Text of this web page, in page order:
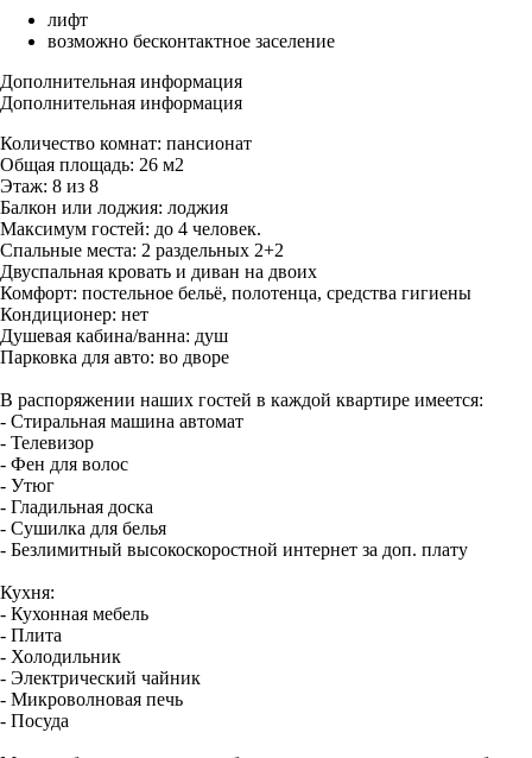
лифт
возможно бесконтактное заселение
Дополнительная информация
Дополнительная информация
Количество комнат: пансионат
Общая площадь: 26 м2
Этаж: 8 из 8
Балкон или лоджия: лоджия
Максимум гостей: до 4 человек.
Спальные места: 2 раздельных 2+2
Двуспальная кровать и диван на двоих
Комфорт: постельное бельё, полотенца, средства гигиены
Кондиционер: нет
Душевая кабина/ванна: душ
Парковка для авто: во дворе
В распоряжении наших гостей в каждой квартире имеется:
- Стиральная машина автомат
- Телевизор
- Фен для волос
- Утюг
- Гладильная доска
- Сушилка для белья
- Безлимитный высокоскоростной интернет за доп. плату
Кухня:
- Кухонная мебель
- Плита
- Холодильник
- Электрический чайник
- Микроволновая печь
- Посуда